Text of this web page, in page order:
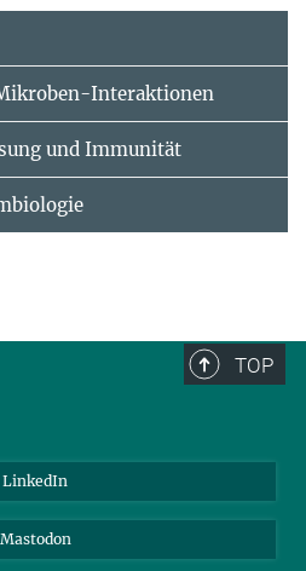
Interaktionen
und Immunität
TOP
LinkedIn
Mastodon